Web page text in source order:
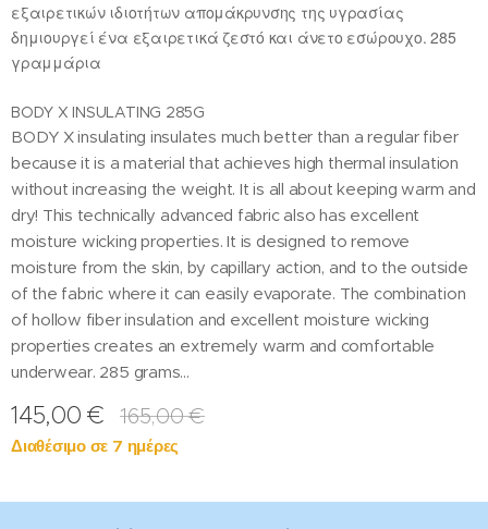
εξαιρετικών ιδιοτήτων απομάκρυνσης της υγρασίας
δημιουργεί ένα εξαιρετικά ζεστό και άνετο εσώρουχο. 285
γραμμάρια
BODY X INSULATING 285G
BODY X insulating insulates much better than a regular fiber
because it is a material that achieves high thermal insulation
without increasing the weight. It is all about keeping warm and
dry! This technically advanced fabric also has excellent
moisture wicking properties. It is designed to remove
moisture from the skin, by capillary action, and to the outside
of the fabric where it can easily evaporate. The combination
of hollow fiber insulation and excellent moisture wicking
properties creates an extremely warm and comfortable
underwear. 285 grams...
145,00 € 165,00€
Διαθέσιμο σε 7 ημέρες